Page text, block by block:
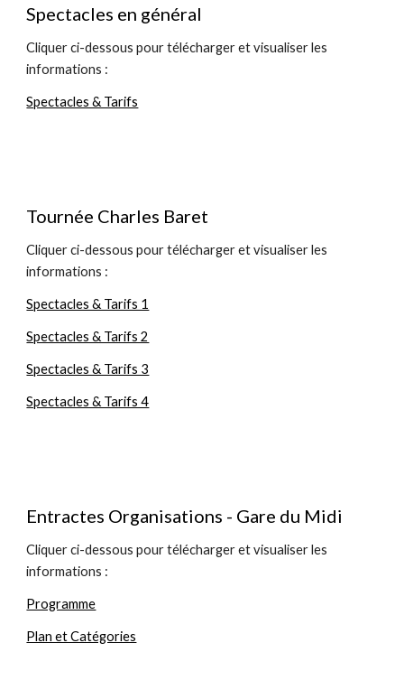
Spectacles en général
Cliquer ci-dessous pour télécharger et visualiser les
informations :
Spectacles & Tarifs
Tournée Charles Baret
Cliquer ci-dessous pour télécharger et visualiser les
informations :
Spectacles & Tarifs 1
Spectacles & Tarifs 2
Spectacles & Tarifs 3
Spectacles & Tarifs 4
Entractes Organisations - Gare du Midi
Cliquer ci-dessous pour télécharger et visualiser les
informations :
Programme
Plan et Catégories